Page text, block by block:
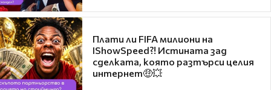
Плати ли FIFA милиони на
IShowSpeed?! Истината зад
сделката, която разтърси целия
интернет🤑💥